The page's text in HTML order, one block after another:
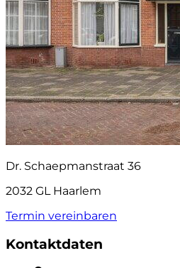
Dr. Schaepmanstraat 36
2032 GL Haarlem
Termin vereinbaren
Kontaktdaten